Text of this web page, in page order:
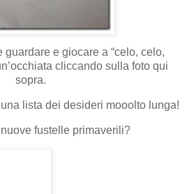
e giocare a “celo, celo,
cliccando sulla foto qui
sopra.
lista dei desideri mooolto lunga!
fustelle primaverili?